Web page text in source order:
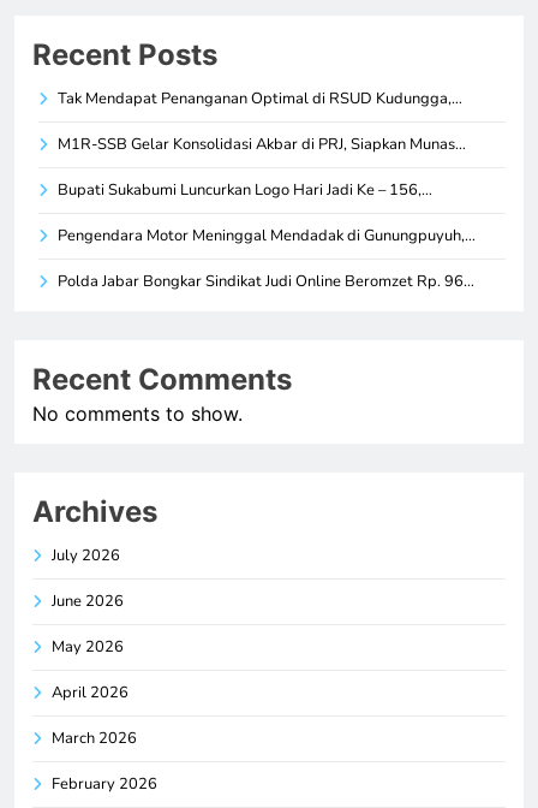
Recent Posts
Tak Mendapat Penanganan Optimal di RSUD Kudungga,…
M1R-SSB Gelar Konsolidasi Akbar di PRJ, Siapkan Munas…
Bupati Sukabumi Luncurkan Logo Hari Jadi Ke – 156,…
Pengendara Motor Meninggal Mendadak di Gunungpuyuh,…
Polda Jabar Bongkar Sindikat Judi Online Beromzet Rp. 96…
Recent Comments
No comments to show.
Archives
July 2026
June 2026
May 2026
April 2026
March 2026
February 2026